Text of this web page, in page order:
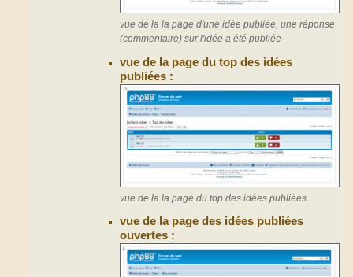
vue de la la page d'une idée publiée, une réponse
(commentaire) sur l'idée a été publiée
vue de la page du top des idées
publiées :
vue de la la page du top des idées publiées
vue de la page des idées publiées
ouvertes :